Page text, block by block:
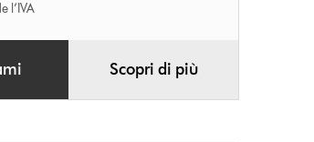
l’IVA
Scopri di più